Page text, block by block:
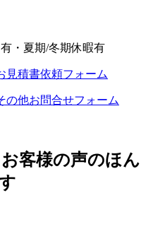
・夏期/冬期休暇有
見積書依頼フォーム
の他お問合せフォーム
客様の声のほん